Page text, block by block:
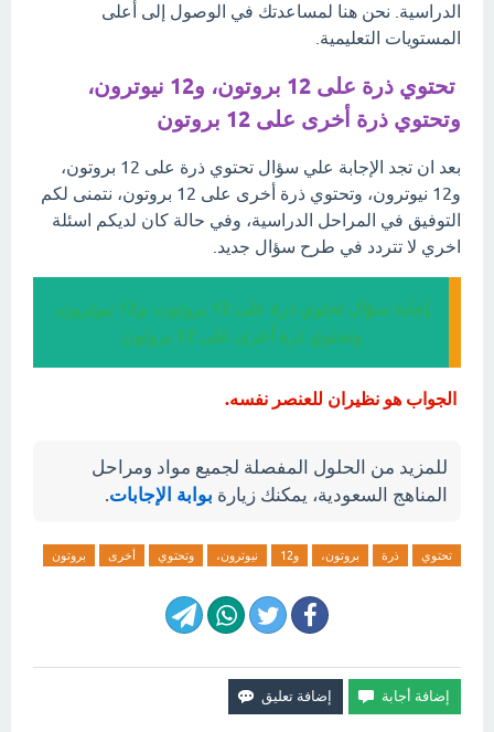
الدراسية. نحن هنا لمساعدتك في الوصول إلى أعلى
المستويات التعليمية.
تحتوي ذرة على 12 بروتون، و12 نيوترون،
وتحتوي ذرة أخرى على 12 بروتون
بعد ان تجد الإجابة علي سؤال تحتوي ذرة على 12 بروتون،
و12 نيوترون، وتحتوي ذرة أخرى على 12 بروتون، نتمنى لكم
التوفيق في المراحل الدراسية، وفي حالة كان لديكم اسئلة
اخري لا تتردد في طرح سؤال جديد.
إجابة سؤال تحتوي ذرة على 12 بروتون، و12 نيوترون،
وتحتوي ذرة أخرى على 12 بروتون
الجواب هو نظيران للعنصر نفسه.
للمزيد من الحلول المفصلة لجميع مواد ومراحل
المناهج السعودية، يمكنك زيارة بوابة الإجابات.
تحتوي ذرة بروتون، و12 نيوترون، وتحتوي أخرى بروتون